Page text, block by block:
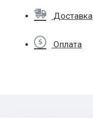
Доставка
Оплата